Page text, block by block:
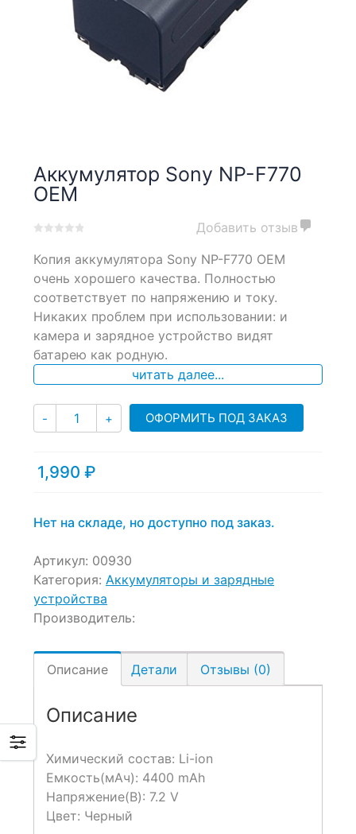
Аккумулятор Sony NP-F770
OEM
out
on
customer
ratings
Добавить отзыв
Копия аккумулятора Sony NP-F770 OEM
очень хорошего качества. Полностью
соответствует по напряжению и току.
Никаких проблем при использовании: и
камера и зарядное устройство видят
батарею как родную.
читать далее...
- Количество
+ ОФОРМИТЬ ПОД ЗАКАЗ
1,990 ₽
Нет на складе, но доступно под заказ.
Артикул: 00930
Категория: Аккумуляторы и зарядные
устройства
Производитель:
Описание Детали Отзывы (0)
Описание
Химический состав: Li-ion
Емкость(мАч): 4400 mAh
Напряжение(В): 7.2 V
Цвет: Черный